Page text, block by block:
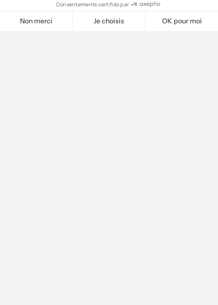
Consentements certifiés par
Non merci Je choisis OK pour moi